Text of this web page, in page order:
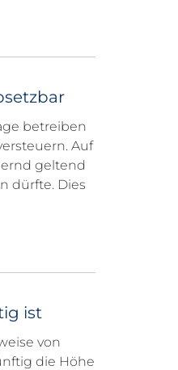
betreiben
Auf
geltend
dürfte. Dies
ist
von
die Höhe